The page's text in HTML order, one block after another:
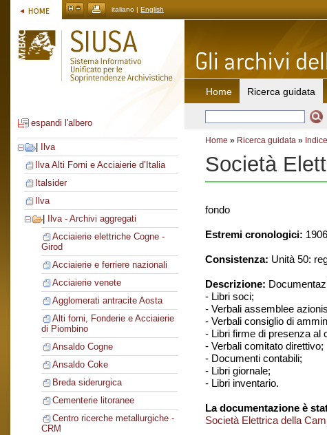
italiano | English
espandi l'albero
Ilva
Ilva Alti Forni e Acciaierie d’Italia
Italsider
Ilva
Ilva - Archivi aggregati
Acciaierie elettriche Cogne -
Girod
Acciaierie e ferriere nazionali
Acciaierie venete
Agglomerati antracite Aosta
Alti forni, Fonderie e Acciaierie
di Piombino
Ansaldo Cogne
Ansaldo Coke
Breda siderurgica
Cementerie litoranee
Centro ricerche metallurgiche -
CRM
Home Ricerca guidata
Home » Ricerca guidata »
Società
fondo
Estremi cronologici:
Consistenza: Unità 50:
Descrizione:
- Libri soci;
- Verbali assemblee
- Verbali consiglio di
- Libri firme di presenza al
- Verbali comitato direttivo;
- Documenti contabili;
- Libri giornale;
- Libri inventario.
La documentazione è
Società Elettrica della